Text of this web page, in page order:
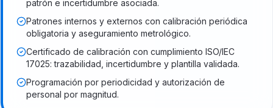
patrón e incertidumbre asociada.
Patrones internos y externos con calibración periódica
obligatoria y aseguramiento metrológico.
Certificado de calibración con cumplimiento ISO/IEC
17025: trazabilidad, incertidumbre y plantilla validada.
Programación por periodicidad y autorización de
personal por magnitud.